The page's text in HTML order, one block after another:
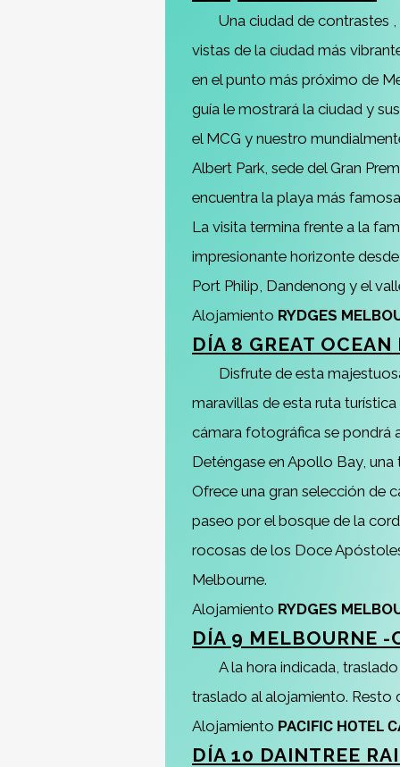
Una ciudad de contrastes
vistas de la ciudad más
en el punto más próximo de
guía le mostrará la ciudad y
el MCG y nuestro
Albert Park, sede del Gran
encuentra la playa más
La visita termina frente a la
impresionante horizonte
Port Philip, Dandenong y el
Alojamiento RYDGES
DÍA 8 GREAT OCEAN
Disfrute de esta
maravillas de esta ruta
cámara fotográfica se pondrá
Deténgase en Apollo Bay,
Ofrece una gran selección de
paseo por el bosque de la
rocosas de los Doce
Melbourne.
Alojamiento RYDGES
DÍA 9 MELBOURNE -
A la hora indicada,
traslado al alojamiento. Resto
Alojamiento PACIFIC HOTEL
DÍA 10 DAINTREE